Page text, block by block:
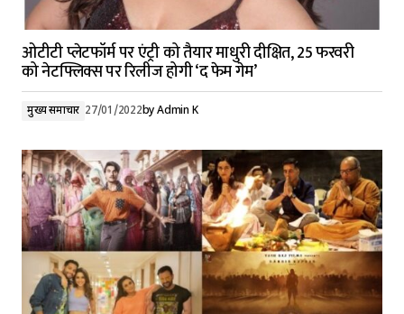
ओटीटी प्लेटफॉर्म पर एंट्री को तैयार माधुरी दीक्षित, 25 फरवरी
को नेटफ्लिक्स पर रिलीज होगी ‘द फेम गेम’
मुख्य समाचार 27/01/2022byAdmin K